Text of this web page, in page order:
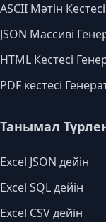
ASCII Мәтін
JSON Массиві
HTML Кестесі
PDF кестесі
Танымал
Excel JSON дейін
Excel SQL дейін
Excel CSV дейін